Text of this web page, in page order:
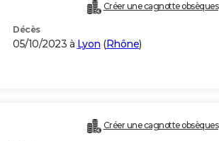
Créer une cagnotte obsèques
Décès
05/10/2023 à Lyon (Rhône)
Créer une cagnotte obsèques